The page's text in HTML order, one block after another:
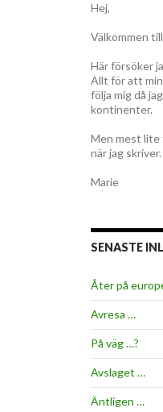
Hej,
Välkommen
Här försöker
Allt för att min
följa mig då
kontinenter.
Men mest lite
när jag skriver.
Marie
SENASTE
Åter på
Avresa …
På väg …?
Avslaget …
Äntligen …